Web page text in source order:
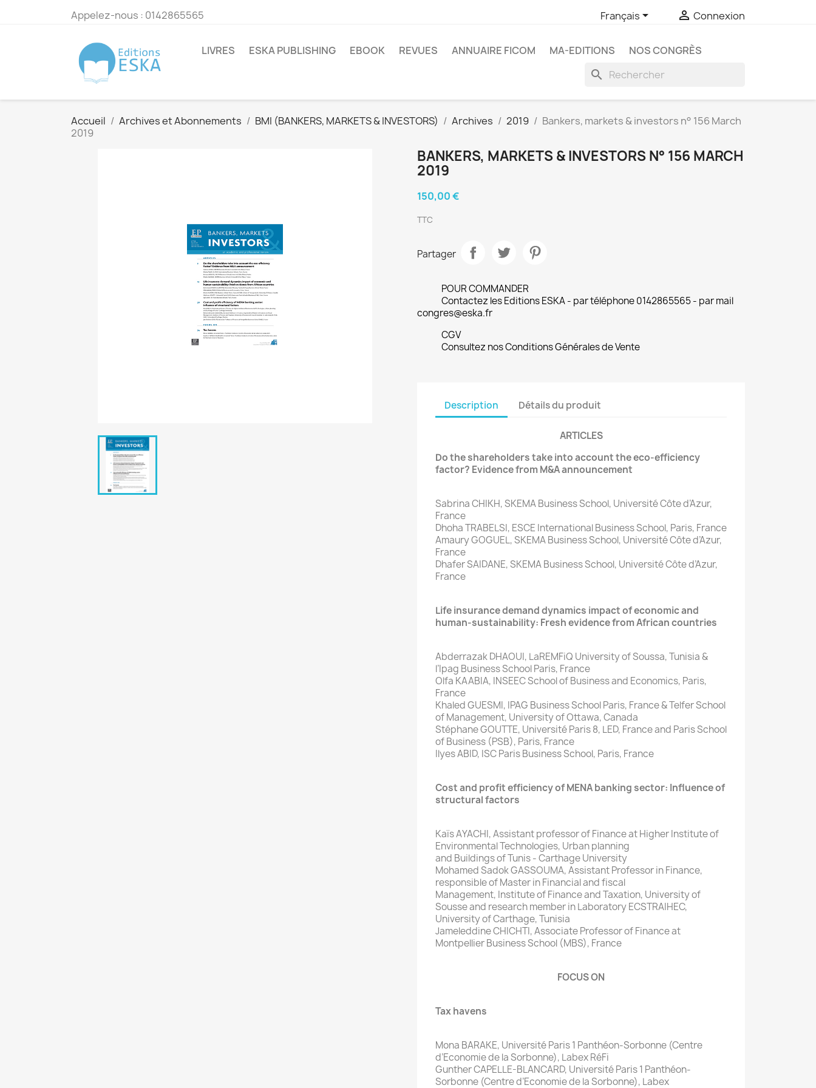
Appelez-nous : 0142865565 Français  Connexion
LIVRES ESKA PUBLISHING EBOOK REVUES ANNUAIRE FICOM MA-EDITIONS NOS CONGRÈS
search
Accueil Archives et Abonnements BMI (BANKERS, MARKETS & INVESTORS) Archives 2019
Bankers, markets & investors n° 156 March
2019
BANKERS, MARKETS & INVESTORS N° 156 MARCH
2019
150,00 €
TTC
Partager
POUR COMMANDER
Contactez les Editions ESKA - par téléphone 0142865565 - par mail
congres@eska.fr
CGV
Consultez nos Conditions Générales de Vente
Description Détails du produit
ARTICLES
Do the shareholders take into account the eco-efficiency
factor? Evidence from M&A announcement
Sabrina CHIKH, SKEMA Business School, Université Côte d’Azur,
France
Dhoha TRABELSI, ESCE International Business School, Paris, France
Amaury GOGUEL, SKEMA Business School, Université Côte d’Azur,
France
Dhafer SAIDANE, SKEMA Business School, Université Côte d’Azur,
France
Life insurance demand dynamics impact of economic and
human-sustainability: Fresh evidence from African countries
Abderrazak DHAOUI, LaREMFiQ University of Soussa, Tunisia &
l’Ipag Business School Paris, France
Olfa KAABIA, INSEEC School of Business and Economics, Paris,
France
Khaled GUESMI, IPAG Business School Paris, France & Telfer School
of Management, University of Ottawa, Canada
Stéphane GOUTTE, Université Paris 8, LED, France and Paris School
of Business (PSB), Paris, France
Ilyes ABID, ISC Paris Business School, Paris, France
Cost and profit efficiency of MENA banking sector: Influence of
structural factors
Kaïs AYACHI, Assistant professor of Finance at Higher Institute of
Environmental Technologies, Urban planning
and Buildings of Tunis - Carthage University
Mohamed Sadok GASSOUMA, Assistant Professor in Finance,
responsible of Master in Financial and fiscal
Management, Institute of Finance and Taxation, University of
Sousse and research member in Laboratory ECSTRAIHEC,
University of Carthage, Tunisia
Jameleddine CHICHTI, Associate Professor of Finance at
Montpellier Business School (MBS), France
FOCUS ON
Tax havens
Mona BARAKE, Université Paris 1 Panthéon-Sorbonne (Centre
d’Economie de la Sorbonne), Labex RéFi
Gunther CAPELLE-BLANCARD, Université Paris 1 Panthéon-
Sorbonne (Centre d’Economie de la Sorbonne), Labex